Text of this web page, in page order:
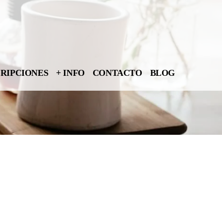
+ INFO CONTACTO BLOG